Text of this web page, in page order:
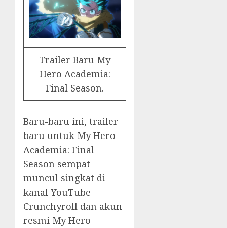
Trailer Baru My
Hero Academia:
Final Season.
Baru-baru ini, trailer
baru untuk My Hero
Academia: Final
Season sempat
muncul singkat di
kanal YouTube
Crunchyroll dan akun
resmi My Hero